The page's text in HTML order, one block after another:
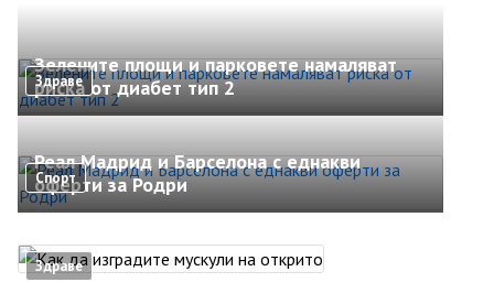
Здраве
Зелените площи и парковете намаляват
риска от диабет тип 2
Спорт
Реал Мадрид и Барселона с еднакви
оферти за Родри
Здраве